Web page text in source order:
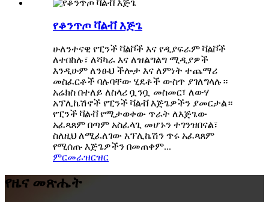
የቆንጥጦ ቫልቭ እጅጌ
ሁለንተናዊ የፒንች ቫልቮች እና የዲያፍራም ቫልቮች
ለተበከሉ፣ ለሻካራ እና ለዝልግልግ ሚዲያዎች
እንዲሁም ለንፁህ ችሎታ እና ለምነት ተጨማሪ
መስፈርቶች ባሉባቸው ሂደቶች ውስጥ ያገለግላሉ።
አሬክስ በተለይ ለስላሪ ቧንቧ መስመር፣ ለውሃ
አፕሊኬሽኖች የፒንች ቫልቭ እጅጌዎችን ያመርታል።
የፒንች ቫልቭ የሚታወቀው ጥራት ለእጅጌው
አፈጻጸም በጣም አስፈላጊ መሆኑን ተገንዝበናል፣
ስለዚህ ለሚፈለገው አፕሊኬሽን ጥሩ አፈጻጸም
የሚሰጡ እጅጌዎችን በመጠቀም...
ምርመራዝርዝር
የዜና መጽሔት